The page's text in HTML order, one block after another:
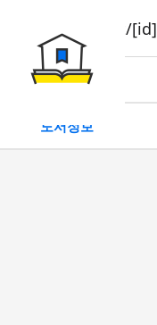
book/rent/[id]
대여
도서정보